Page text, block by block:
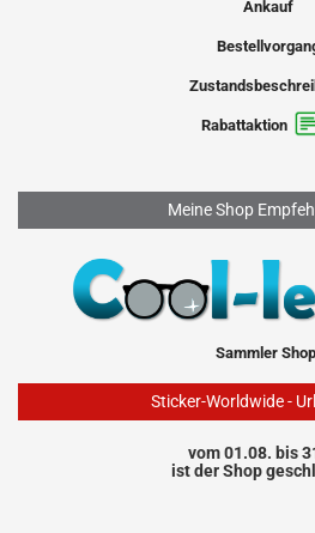
Ankauf
Rabattaktion
Meine Shop
Sammler
Sticker-Worldwide -
vom 01.08. bis
ist der Shop